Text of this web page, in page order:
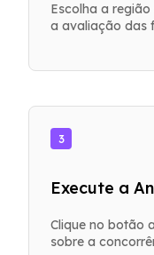
Escolha a
a avaliação das
3
Execute a
Clique no botão
sobre a